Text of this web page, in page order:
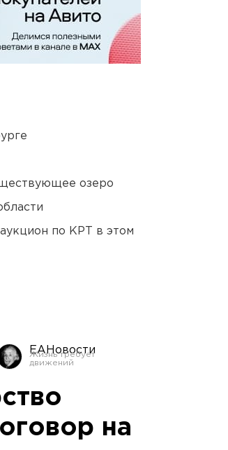
озеро
по КРТ в этом
ЕАНовости
на